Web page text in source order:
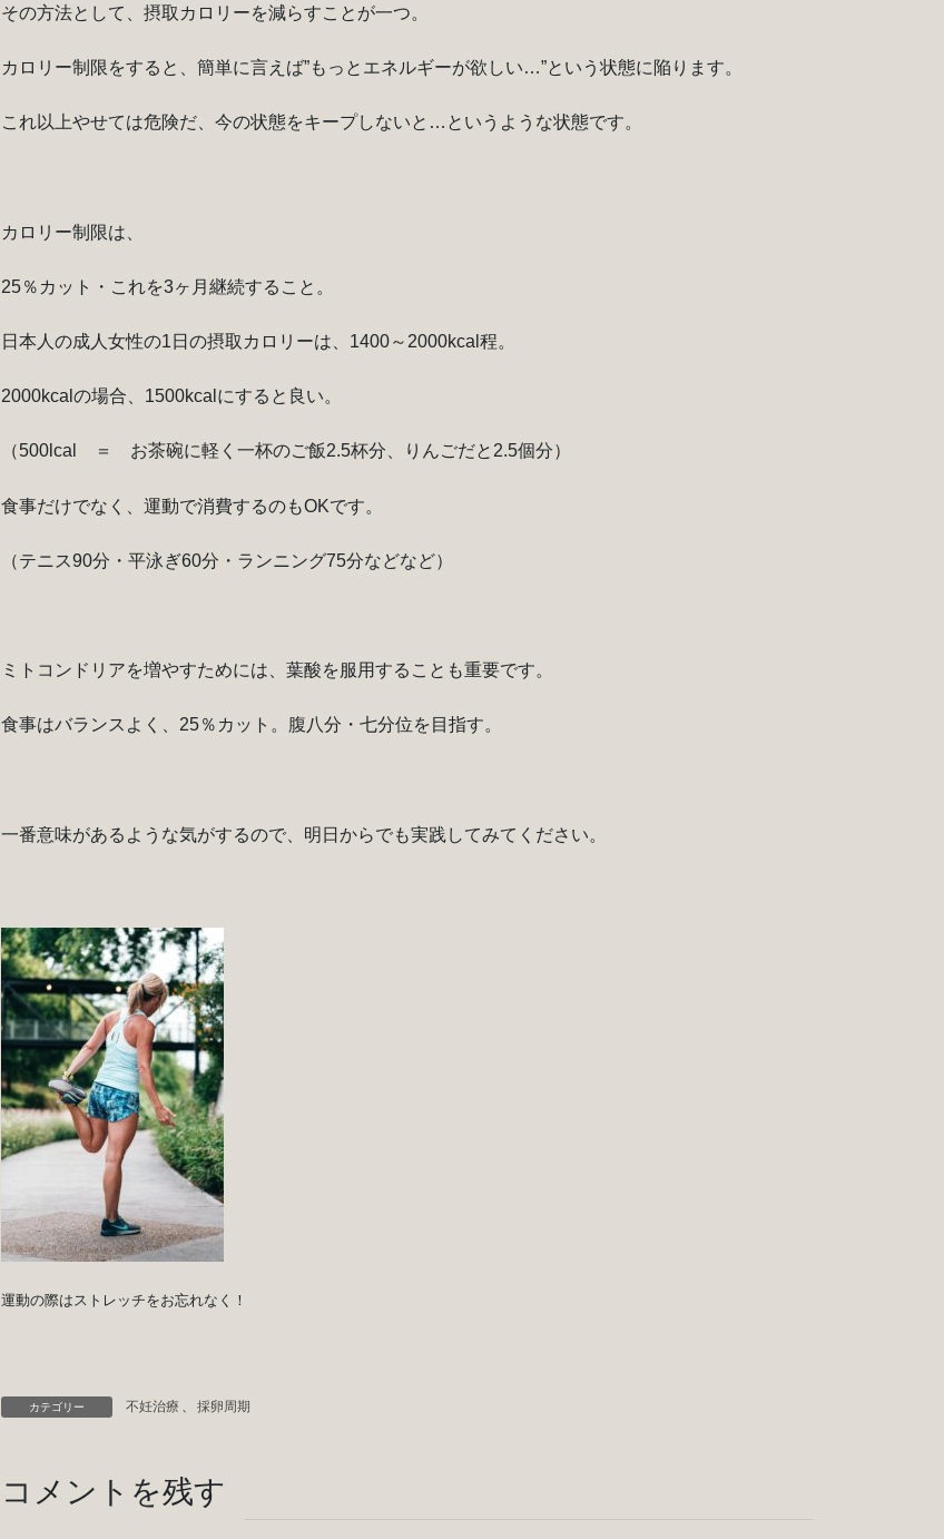
その方法として、摂取カロリーを減らすことが一つ。
カロリー制限をすると、簡単に言えば”もっとエネルギーが欲しい…”という状態に陥ります。
これ以上やせては危険だ、今の状態をキープしないと…というような状態です。
カロリー制限は、
25％カット・これを3ヶ月継続すること。
日本人の成人女性の1日の摂取カロリーは、1400～2000kcal程。
2000kcalの場合、1500kcalにすると良い。
（500lcal ＝ お茶碗に軽く一杯のご飯2.5杯分、りんごだと2.5個分）
食事だけでなく、運動で消費するのもOKです。
（テニス90分・平泳ぎ60分・ランニング75分などなど）
ミトコンドリアを増やすためには、葉酸を服用することも重要です。
食事はバランスよく、25％カット。腹八分・七分位を目指す。
一番意味があるような気がするので、明日からでも実践してみてください。
運動の際はストレッチをお忘れなく！
カテゴリー 不妊治療 採卵周期
コメントを残す